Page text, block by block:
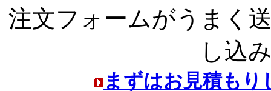
注文フォームがうまく
し込
まずはお見積もり